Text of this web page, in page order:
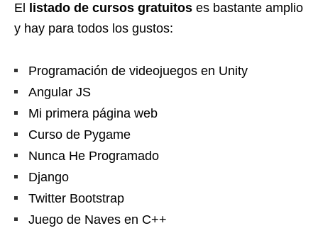
El listado de cursos gratuitos es bastante amplio
y hay para todos los gustos:
Programación de videojuegos en Unity
Angular JS
Mi primera página web
Curso de Pygame
Nunca He Programado
Django
Twitter Bootstrap
Juego de Naves en C++